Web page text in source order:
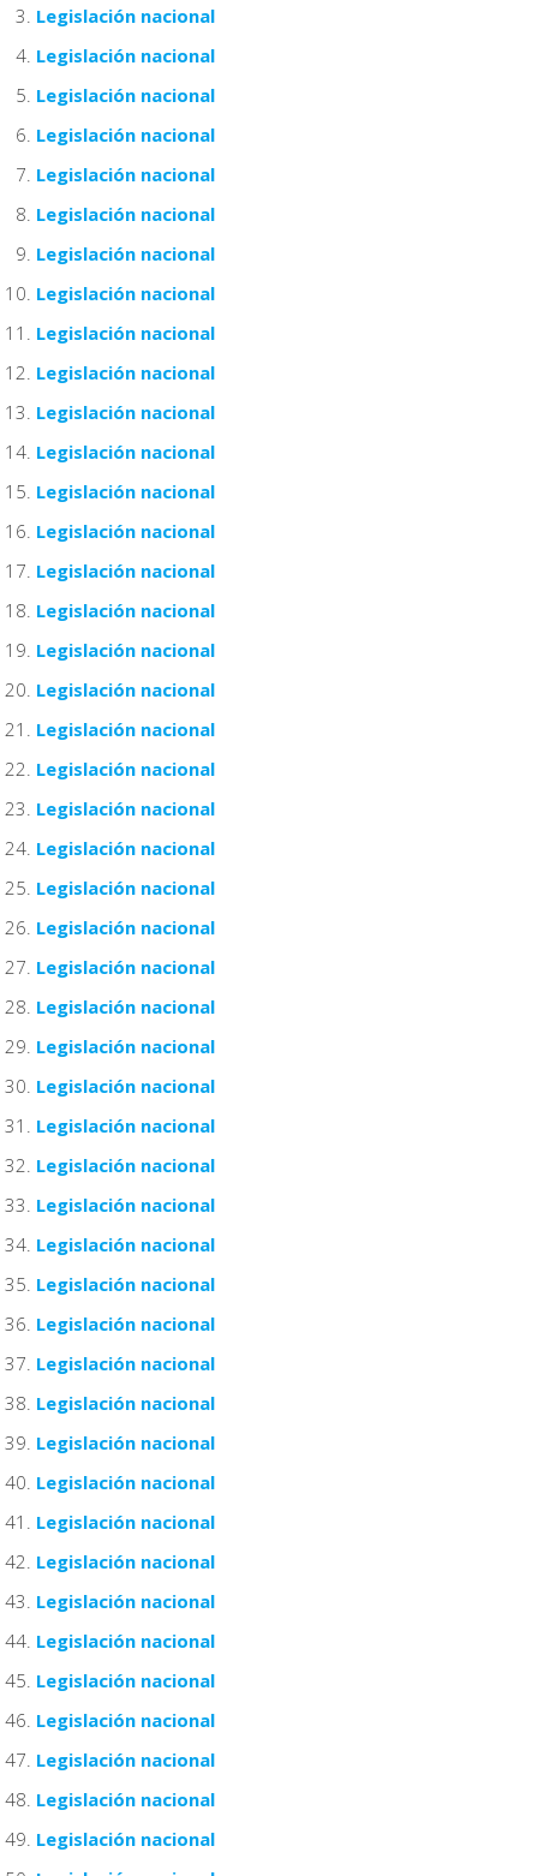
Legislación nacional
Legislación nacional
Legislación nacional
Legislación nacional
Legislación nacional
Legislación nacional
Legislación nacional
Legislación nacional
Legislación nacional
Legislación nacional
Legislación nacional
Legislación nacional
Legislación nacional
Legislación nacional
Legislación nacional
Legislación nacional
Legislación nacional
Legislación nacional
Legislación nacional
Legislación nacional
Legislación nacional
Legislación nacional
Legislación nacional
Legislación nacional
Legislación nacional
Legislación nacional
Legislación nacional
Legislación nacional
Legislación nacional
Legislación nacional
Legislación nacional
Legislación nacional
Legislación nacional
Legislación nacional
Legislación nacional
Legislación nacional
Legislación nacional
Legislación nacional
Legislación nacional
Legislación nacional
Legislación nacional
Legislación nacional
Legislación nacional
Legislación nacional
Legislación nacional
Legislación nacional
Legislación nacional